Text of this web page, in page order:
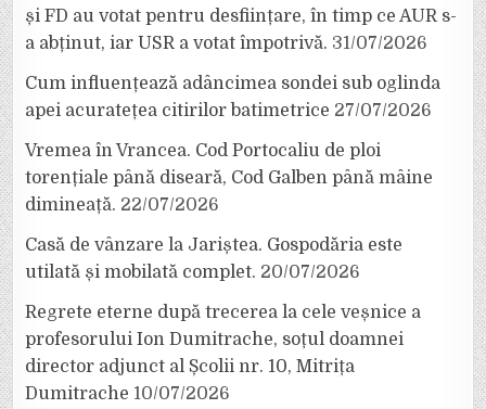
și FD au votat pentru desființare, în timp ce AUR s-
a abținut, iar USR a votat împotrivă. 31/07/2026
Cum influențează adâncimea sondei sub oglinda
apei acuratețea citirilor batimetrice 27/07/2026
Vremea în Vrancea. Cod Portocaliu de ploi
torențiale până diseară, Cod Galben până mâine
dimineață. 22/07/2026
Casă de vânzare la Jariștea. Gospodăria este
utilată și mobilată complet. 20/07/2026
Regrete eterne după trecerea la cele veșnice a
profesorului Ion Dumitrache, soțul doamnei
director adjunct al Școlii nr. 10, Mitrița
Dumitrache 10/07/2026